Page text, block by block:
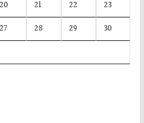
20 21 22
23
27 28 29
30